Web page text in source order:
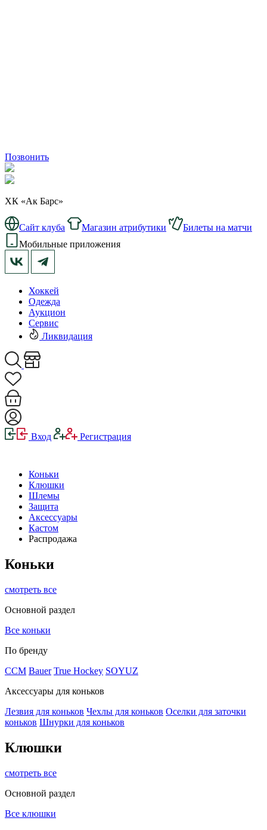
Позвонить
ХК «Ак Барс»
Сайт клуба Магазин атрибутики
Билеты на матчи
Мобильные приложения
Хоккей
Одежда
Аукцион
Сервис
Ликвидация
Вход Регистрация
Коньки
Клюшки
Шлемы
Защита
Аксессуары
Кастом
Распродажа
Коньки
смотреть все
Основной раздел
Все коньки
По бренду
ССМ Bauer True Hockey SOYUZ
Аксессуары для коньков
Лезвия для коньков Чехлы для коньков Оселки для заточки
коньков Шнурки для коньков
Клюшки
смотреть все
Основной раздел
Все клюшки